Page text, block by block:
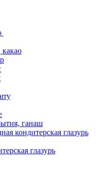
ганаш
кондитерская глазурь
глазурь